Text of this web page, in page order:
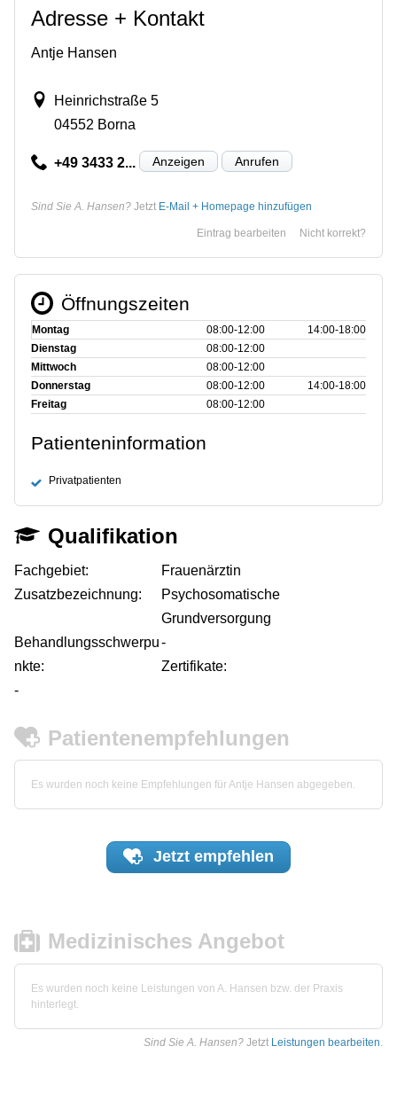
Adresse + Kontakt
Antje Hansen
Heinrichstraße 5
04552 Borna
+49 3433 2... Anzeigen Anrufen
Sind Sie A. Hansen? Jetzt E-Mail + Homepage hinzufügen
Nicht korrekt?
Eintrag bearbeiten
Öffnungszeiten
Montag 08:00‑12:00
14:00‑18:00
Dienstag
08:00‑12:00
Mittwoch
08:00‑12:00
Donnerstag
08:00‑12:00
14:00‑18:00
Freitag
08:00‑12:00
Patienteninformation
Privatpatienten
Qualifikation
Fachgebiet:
Frauenärztin
Zusatzbezeichnung:
Psychosomatische
Grundversorgung
Behandlungsschwerpu
nkte:
-
Zertifikate:
-
Patientenempfehlungen
Es wurden noch keine Empfehlungen für Antje Hansen abgegeben.
Jetzt empfehlen
Medizinisches Angebot
Es wurden noch keine Leistungen von A. Hansen bzw. der Praxis
hinterlegt.
Sind Sie A. Hansen? Jetzt Leistungen bearbeiten.